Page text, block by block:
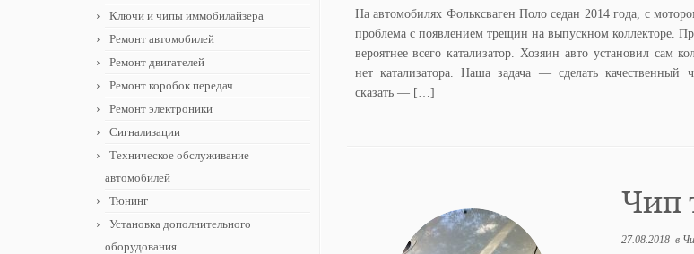
Ключи и чипы иммобилайзера
Ремонт автомобилей
Ремонт двигателей
Ремонт коробок передач
Ремонт электроники
Сигнализации
Техническое обслуживание
автомобилей
Тюнинг
Установка дополнительного
оборудования
На автомобилях Фольксваген Поло седан 2014 года, с
проблема с появлением трещин на выпускном коллекторе.
вероятнее всего катализатор. Хозяин авто установил сам
нет катализатора. Наша задача — сделать
сказать — […]
Чип
27.08.2018 в